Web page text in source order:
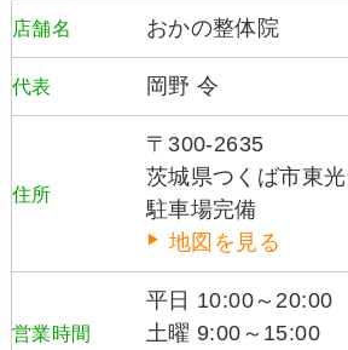
店舗名 おかの整体院
代表 岡野 令
住所
〒300-2635
茨城県つくば市東
駐車場完備
地図を見る
営業時間
平日 10:00～20:00
土曜 9:00～15:00